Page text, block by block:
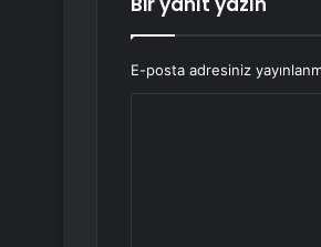
E-posta adresiniz